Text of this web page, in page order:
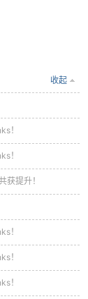
收起
！
！
获提升！
！
！
！